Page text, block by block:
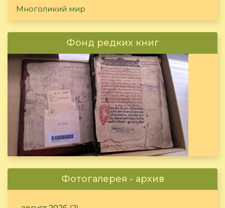
Многоликий мир
Фонд редких книг
Фотогалерея - архив